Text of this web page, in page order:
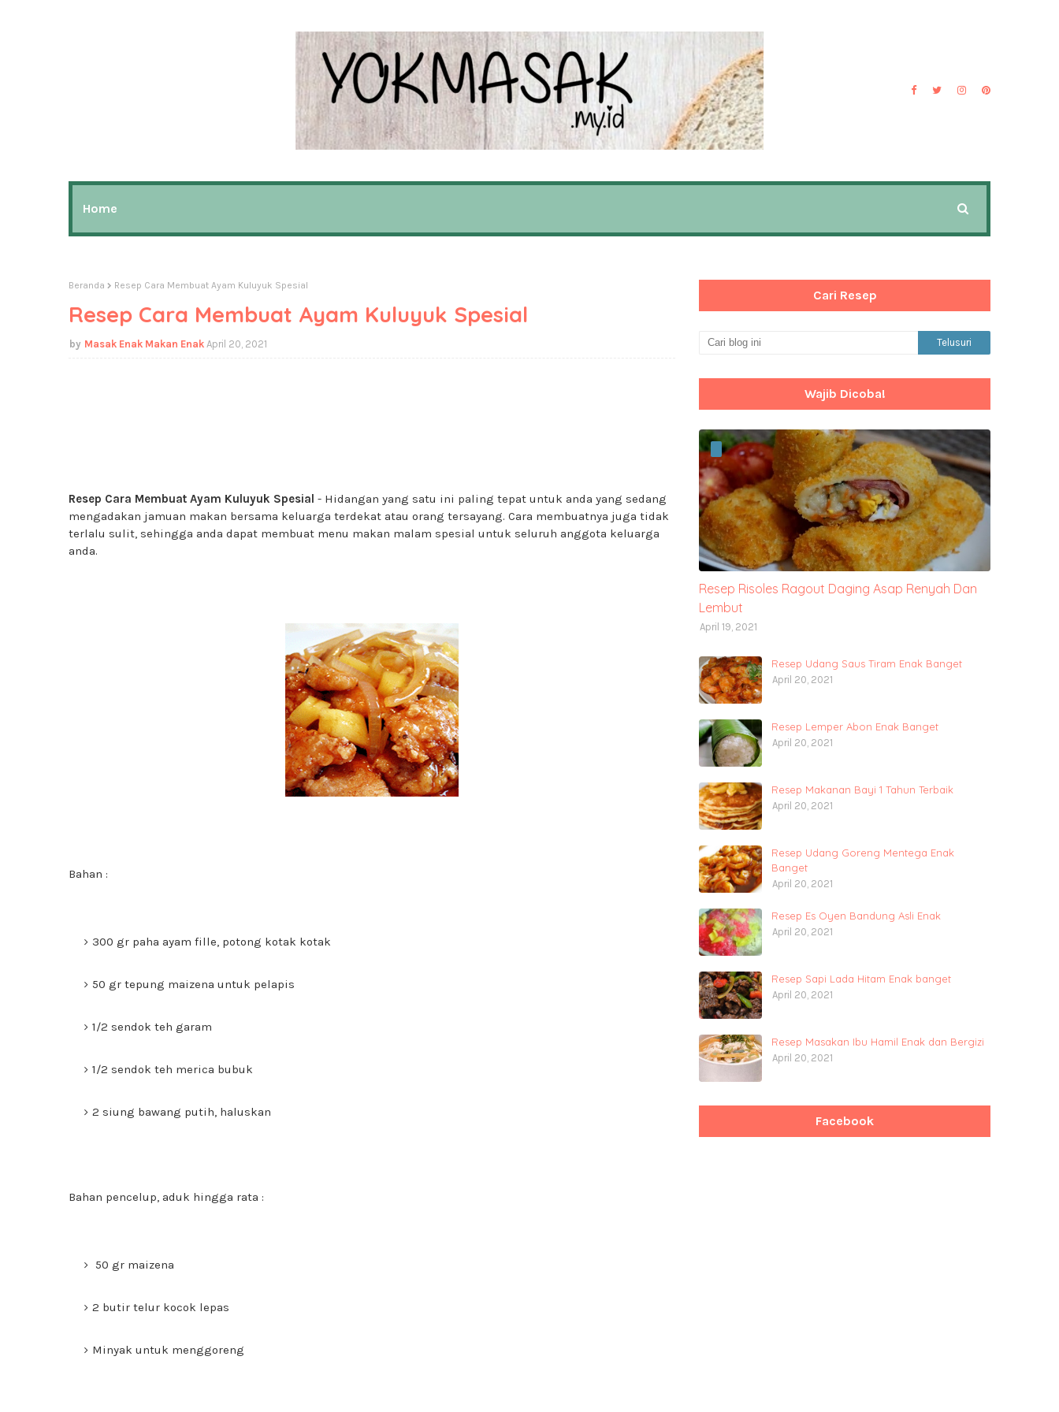
Home
Beranda Resep Cara Membuat Ayam Kuluyuk Spesial
Resep Cara Membuat Ayam Kuluyuk Spesial
Masak Enak Makan Enak April 20, 2021
Resep Cara Membuat Ayam Kuluyuk Spesial - Hidangan yang satu ini paling tepat untuk anda yang sedang
mengadakan jamuan makan bersama keluarga terdekat atau orang tersayang. Cara membuatnya juga tidak
terlalu sulit, sehingga anda dapat membuat menu makan malam spesial untuk seluruh anggota keluarga
anda.
Bahan :
300 gr paha ayam fille, potong kotak kotak
50 gr tepung maizena untuk pelapis
1/2 sendok teh garam
1/2 sendok teh merica bubuk
2 siung bawang putih, haluskan
Bahan pencelup, aduk hingga rata :
50 gr maizena
2 butir telur kocok lepas
Minyak untuk menggoreng
Cari Resep
Wajib Dicoba!
Resep Risoles Ragout Daging Asap Renyah Dan
Lembut
April 19, 2021
Resep Udang Saus Tiram Enak Banget
April 20, 2021
Resep Lemper Abon Enak Banget
April 20, 2021
Resep Makanan Bayi 1 Tahun Terbaik
April 20, 2021
Resep Udang Goreng Mentega Enak
Banget
April 20, 2021
Resep Es Oyen Bandung Asli Enak
April 20, 2021
Resep Sapi Lada Hitam Enak banget
April 20, 2021
Resep Masakan Ibu Hamil Enak dan Bergizi
April 20, 2021
Facebook